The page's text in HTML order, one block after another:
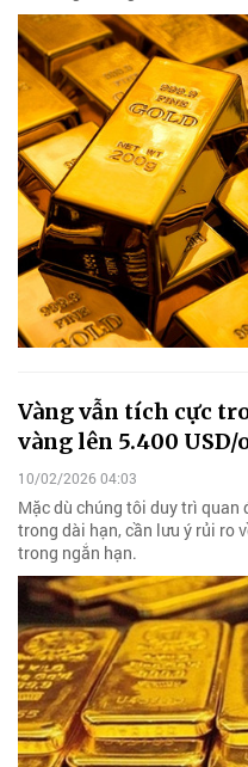
Vàng vẫn tích cực
vàng lên 5.400 USD/
10/02/2026 04:03
Mặc dù chúng tôi duy trì quan
trong dài hạn, cần lưu ý rủi ro
trong ngắn hạn.